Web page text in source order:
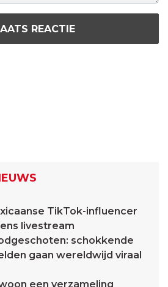
REACTIE
TikTok-influencer
livestream
schokkende
gaan wereldwijd viraal
een verzameling